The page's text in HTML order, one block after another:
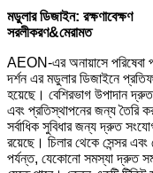
মডুলার ডিজাইন: রক্ষণাবেক্ষণ
সরলীকরণ&মেরামত
AEON-এর অনায়াসে পরিষেবা
দর্শন এর মডুলার ডিজাইনে
হয়েছে। বেশিরভাগ উপাদান
এবং প্রতিস্থাপনের জন্য তৈরি
সর্বাধিক সুবিধার জন্য দ্রুত
রয়েছে। চিলার থেকে সেন্সর এবং
পর্যন্ত, যেকোনো সমস্যা দ্রুত